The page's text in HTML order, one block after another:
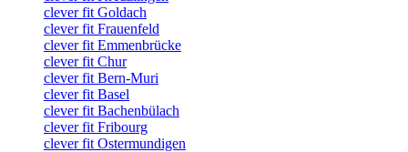
clever fit Goldach
clever fit Frauenfeld
clever fit Emmenbrücke
clever fit Chur
clever fit Bern-Muri
clever fit Basel
clever fit Bachenbülach
clever fit Fribourg
clever fit Ostermundigen